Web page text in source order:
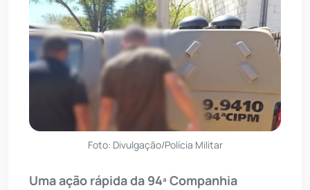
Foto: Divulgação/Polícia Militar
Uma ação rápida da 94ª Companhia